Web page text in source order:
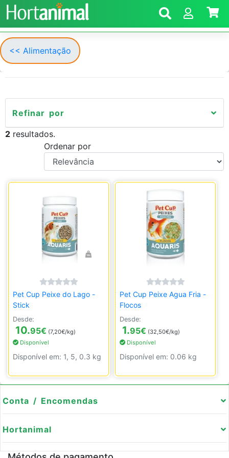
<< Alimentação
Refinar por
2 resultados.
Ordenar por
Pet Cup Peixe do Lago -
Stick
Desde:
10.95€ (7,20€/kg)
Disponível
Disponível em: 1, 5, 0.3 kg
Pet Cup Peixe Agua Fria -
Flocos
Desde:
1.95€ (32,50€/kg)
Disponível
Disponível em: 0.06 kg
Conta / Encomendas
Hortanimal